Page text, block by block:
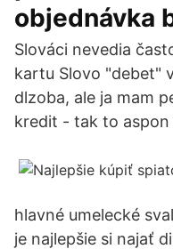
objednávka
Slováci nevedia
kartu Slovo "debet"
dlzoba, ale ja mam
kredit - tak to aspon
hlavné umelecké
je najlepšie si najať